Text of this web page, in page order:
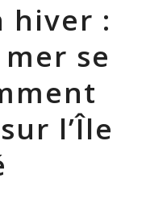
hiver :
se
l’Île